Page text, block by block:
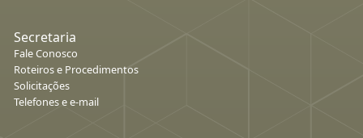
Secretaria
Fale Conosco
Roteiros e Procedimentos
Solicitações
Telefones e e-mail